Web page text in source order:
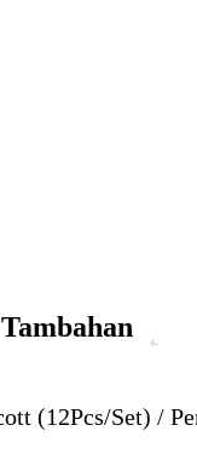
(12Pcs/Set) /